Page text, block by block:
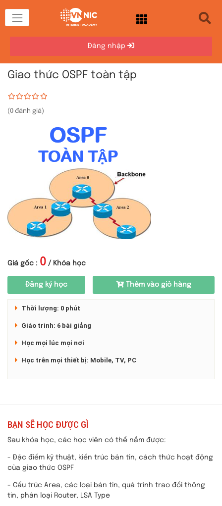
Đăng nhập
Giao thức OSPF toàn tập
(0 đánh giá)
Giá gốc : 0 / Khóa học
Đăng ký học Thêm vào giỏ hàng
Thời lượng: 0 phút
Giáo trình: 6 bài giảng
Học mọi lúc mọi nơi
Học trên mọi thiết bị: Mobile, TV, PC
BẠN SẼ HỌC ĐƯỢC GÌ
Sau khóa học, các học viên có thể nắm được:
- Đặc điểm kỹ thuật, kiến trúc bản tin, cách thức hoạt động
của giao thức OSPF
- Cấu trúc Area, các loại bản tin, quá trình trao đổi thông
tin, phân loại Router, LSA Type